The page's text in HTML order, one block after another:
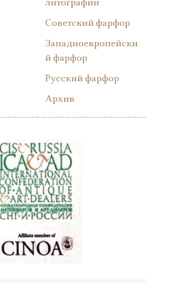
литографии
Советский фарфор
Западноевропейски
й фарфор
Русский фарфор
Архив